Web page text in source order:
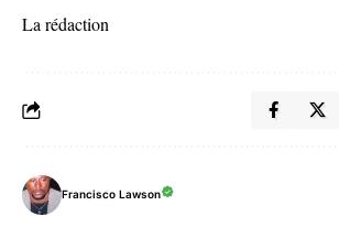
La rédaction
Francisco Lawson